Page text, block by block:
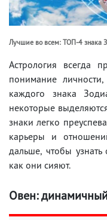
Лучшие во всем: ТОП-4 знака
Астрология всегда
понимание
каждого знака
некоторые
знаки легко
карьеры и
дальше, чтобы
как они сияют.
Овен: